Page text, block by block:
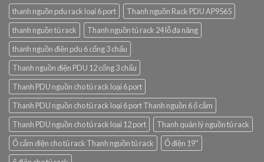
thanh nguồn pdu rack loại 6 port
Thanh nguồn Rack PDU AP9565
thanh nguồn tủ rack
Thanh nguồn tủ rack 24 lỗ đa năng
thanh nguồn điện pdu 6 cổng 3 chấu
Thanh nguồn điện PDU 12 cổng 3 chấu
Thanh PDU nguồn cho tủ rack loại 6 port
Thanh PDU nguồn cho tủ rack loại 6 port Thanh nguồn 6 ổ cắm
Thanh PDU nguồn cho tủ rack loại 12 port
Thanh quản lý nguồn tủ rack
Ổ cắm điện cho tủ rack Thanh nguồn tủ rack
Ổ điện 19''